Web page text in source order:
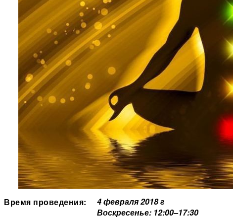
Время проведения:
4 февраля 2018 г
Воскресенье: 12:00–17:30